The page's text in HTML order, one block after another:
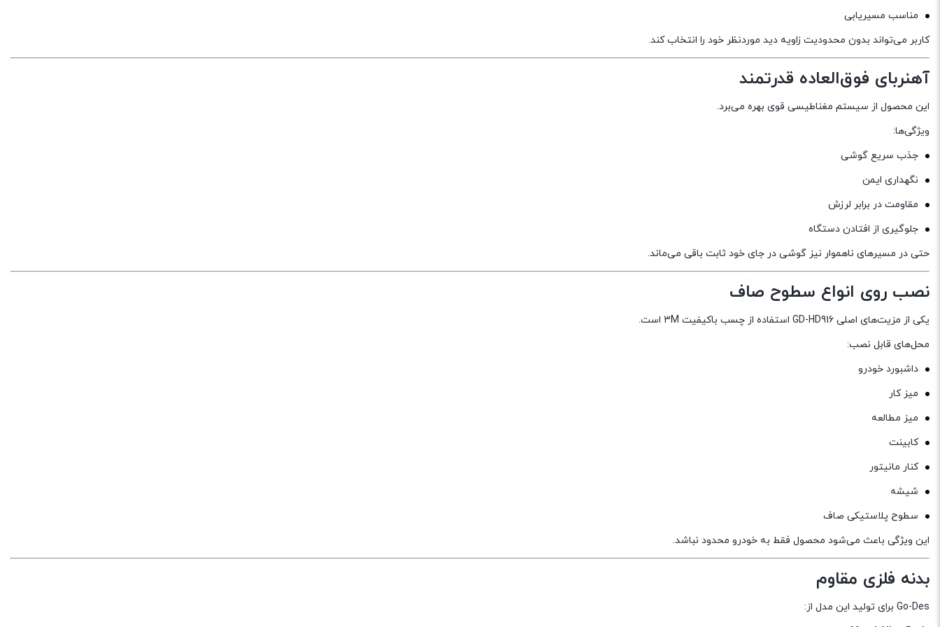
مناسب مسیریابی
کاربر می‌تواند بدون محدودیت زاویه دید موردنظر خود را انتخاب کند.
آهنربای فوق‌العاده قدرتمند
این محصول از سیستم مغناطیسی قوی بهره می‌برد.
ویژگی‌ها:
جذب سریع گوشی
نگهداری ایمن
مقاومت در برابر لرزش
جلوگیری از افتادن دستگاه
حتی در مسیرهای ناهموار نیز گوشی در جای خود ثابت باقی می‌ماند.
نصب روی انواع سطوح صاف
یکی از مزیت‌های اصلی GD-HD916 استفاده از چسب باکیفیت 3M است.
محل‌های قابل نصب:
داشبورد خودرو
میز کار
میز مطالعه
کابینت
کنار مانیتور
شیشه
سطوح پلاستیکی صاف
این ویژگی باعث می‌شود محصول فقط به خودرو محدود نباشد.
بدنه فلزی مقاوم
Go-Des برای تولید این مدل از: